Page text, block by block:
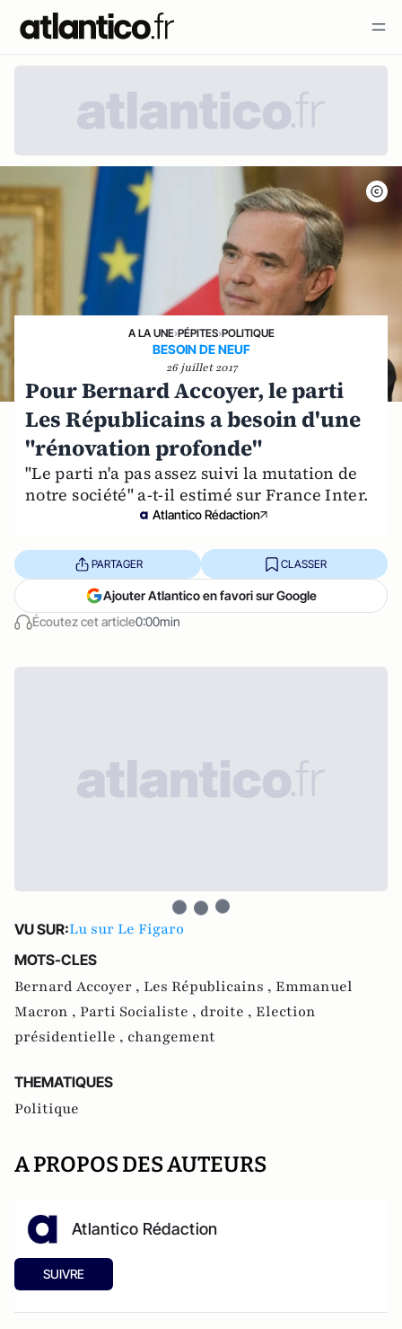
A LA UNE›PÉPITES›POLITIQUE
BESOIN DE NEUF
26 juillet 2017
Pour Bernard Accoyer, le parti
Les Républicains a besoin d'une
"rénovation profonde"
"Le parti n'a pas assez suivi la mutation de
notre société" a-t-il estimé sur France Inter.
Atlantico Rédaction
Écoutez cet article0:00min
PARTAGER CLASSER
Ajouter Atlantico en favori sur Google
VU SUR:Lu sur Le Figaro
MOTS-CLES
Bernard Accoyer , Les Républicains , Emmanuel
Macron , Parti Socialiste , droite , Election
présidentielle , changement
THEMATIQUES
Politique
A PROPOS DES AUTEURS
Atlantico Rédaction
SUIVRE